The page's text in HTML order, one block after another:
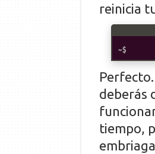
reinicia
deberás
tiempo,